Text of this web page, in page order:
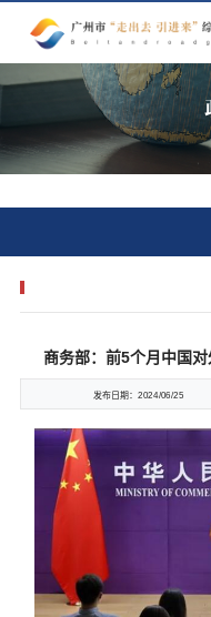
商务部：前5个月中国
发布日期： 2024/06/25